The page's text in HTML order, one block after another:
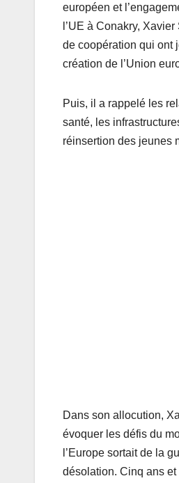
européen et
l’UE à Conakry,
de coopération qui ont
création de l’Union
Puis, il a rappelé les
santé, les
réinsertion des jeunes
Dans son allocution,
évoquer les défis du
l’Europe sortait de la
désolation. Cinq ans et